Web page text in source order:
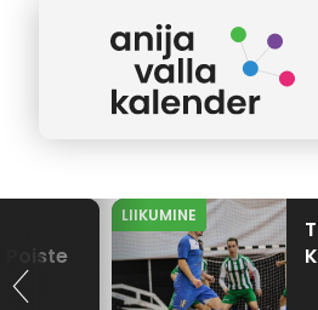
LIIKUMINE